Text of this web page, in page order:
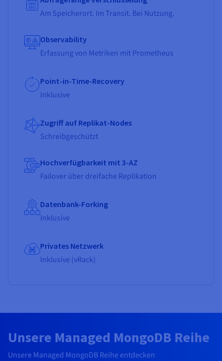
Am Speicherort. Im Transit. Bei Nutzung.
Observability
Erfassung von Metriken mit Prometheus
Point-in-Time-Recovery
Inklusive
Zugriff auf Replikat-Nodes
Schreibgeschützt
Hochverfügbarkeit mit 3-AZ
Failover über dreifache Replikation
Datenbank-Forking
Inklusive
Privates Netzwerk
Inklusive (vRack)
Unsere Managed MongoDB Reihe
Unsere Managed MongoDB Reihe entdecken